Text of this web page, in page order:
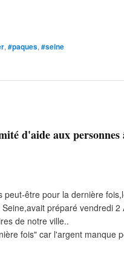
, #paques, #seine
d'aide aux personnes
être pour la dernière
préparé vendredi
de notre ville..
fois" car l'argent manque